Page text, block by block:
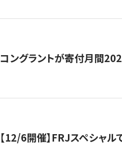
コングラントが寄付月間
【12/6開催】FRJスペシャ